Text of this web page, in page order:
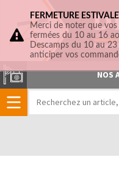
NOS
FERMETURE ESTIVALE
Merci de noter que vos
fermées du 10 au 16
Descamps du 10 au
anticiper vos